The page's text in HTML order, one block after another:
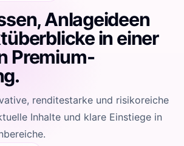
Anlageideen
in einer
Premium-
renditestarke und risikoreiche
Inhalte und klare Einstiege in